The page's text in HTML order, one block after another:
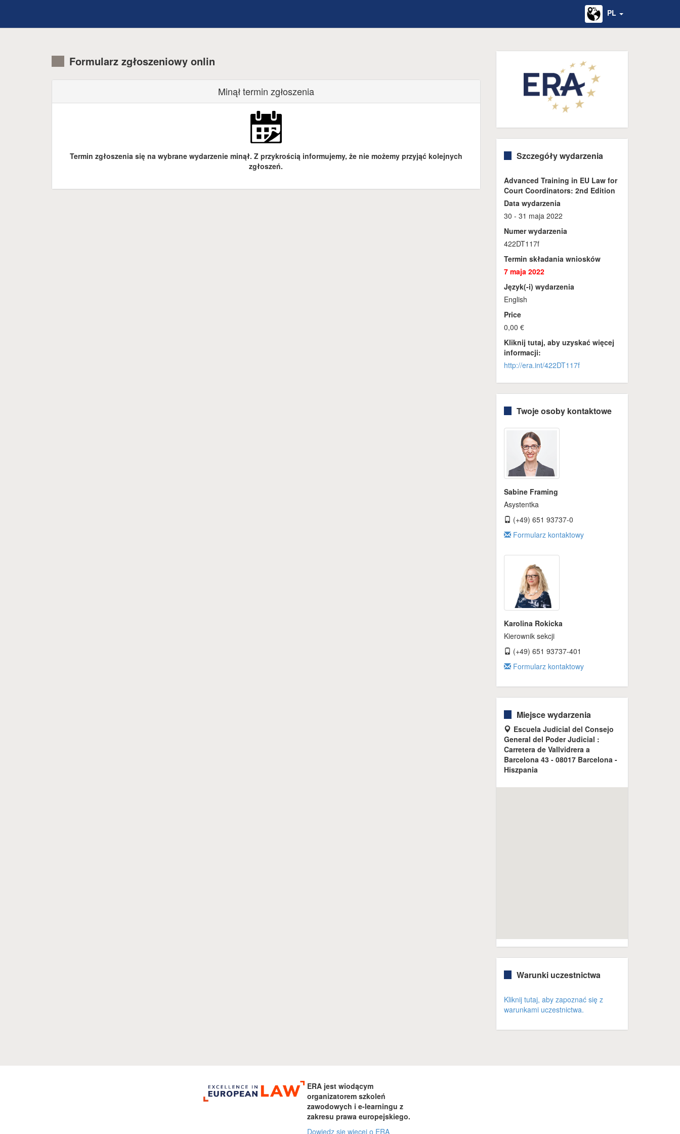
PL
Formularz zgłoszeniowy onlin
Minął termin zgłoszenia
Termin zgłoszenia się na wybrane wydarzenie minął. Z przykrością informujemy, że nie możemy przyjąć kolejnych
zgłoszeń.
Szczegóły wydarzenia
Advanced Training in EU Law for
Court Coordinators: 2nd Edition
Data wydarzenia
30 - 31 maja 2022
Numer wydarzenia
422DT117f
Termin składania wniosków
7 maja 2022
Język(-i) wydarzenia
English
Price
0,00 €
Kliknij tutaj, aby uzyskać więcej
informacji:
http://era.int/422DT117f
Twoje osoby kontaktowe
Sabine Framing
Asystentka
(+49) 651 93737-0
Formularz kontaktowy
Karolina Rokicka
Kierownik sekcji
(+49) 651 93737-401
Formularz kontaktowy
Miejsce wydarzenia
Escuela Judicial del Consejo
General del Poder Judicial :
Carretera de Vallvidrera a
Barcelona 43 - 08017 Barcelona -
Hiszpania
Warunki uczestnictwa
Kliknij tutaj, aby zapoznać się z
warunkami uczestnictwa.
ERA jest wiodącym
organizatorem szkoleń
zawodowych i e-learningu z
zakresu prawa europejskiego.
Dowiedz się więcej o ERA